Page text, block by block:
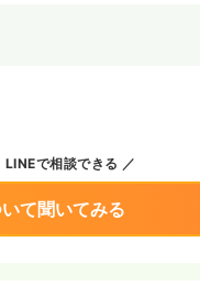
で相談できる
て聞いてみる